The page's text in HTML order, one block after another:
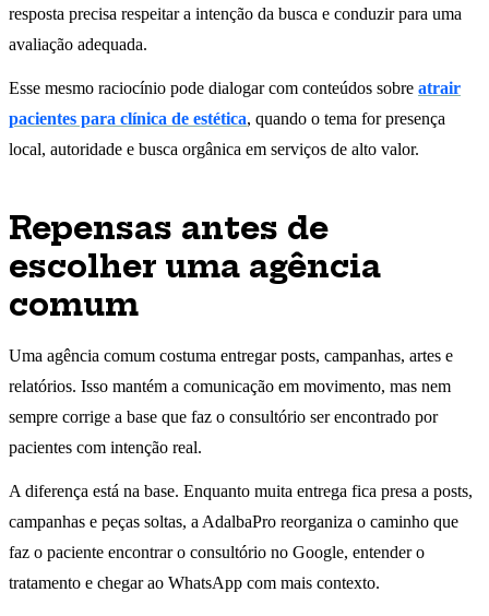
resposta precisa respeitar a intenção da busca e conduzir para uma
avaliação adequada.
Esse mesmo raciocínio pode dialogar com conteúdos sobre atrair
pacientes para clínica de estética, quando o tema for presença
local, autoridade e busca orgânica em serviços de alto valor.
Repensas antes de
escolher uma agência
comum
Uma agência comum costuma entregar posts, campanhas, artes e
relatórios. Isso mantém a comunicação em movimento, mas nem
sempre corrige a base que faz o consultório ser encontrado por
pacientes com intenção real.
A diferença está na base. Enquanto muita entrega fica presa a posts,
campanhas e peças soltas, a AdalbaPro reorganiza o caminho que
faz o paciente encontrar o consultório no Google, entender o
tratamento e chegar ao WhatsApp com mais contexto.